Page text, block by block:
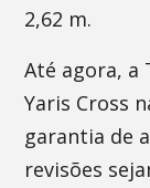
2,62 m.
Até agora, a
Yaris Cross
garantia de
revisões